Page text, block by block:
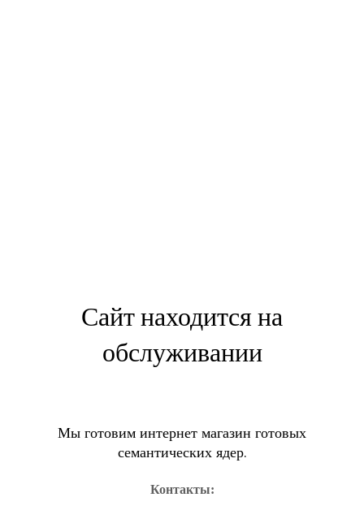
Сайт находится на
обслуживании
Мы готовим интернет магазин готовых
семантических ядер.
Контакты: